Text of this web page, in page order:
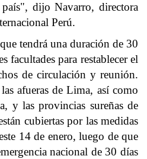
país", dijo Navarro, directora
Perú.
tendrá una duración de 30
facultades para restablecer el
de circulación y reunión.
afueras de Lima, así como
y las provincias sureñas de
cubiertas por las medidas
14 de enero, luego de que
nacional de 30 días